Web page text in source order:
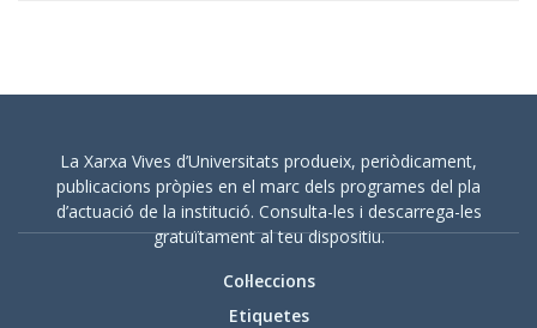
La Xarxa Vives d’Universitats produeix, periòdicament,
publicacions pròpies en el marc dels programes del pla
d’actuació de la institució. Consulta-les i descarrega-les
gratuïtament al teu dispositiu.
Col·leccions
Etiquetes